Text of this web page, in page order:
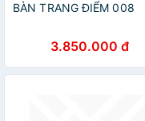
BÀN TRANG ĐIỂM 008
3.850.000 đ